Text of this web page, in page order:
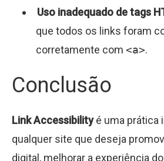
Uso inadequado de tags
que todos os links foram
corretamente com<a>.
Conclusão
Link Accessibilityé uma prática
qualquer site que deseja
digital, melhorar a experiência